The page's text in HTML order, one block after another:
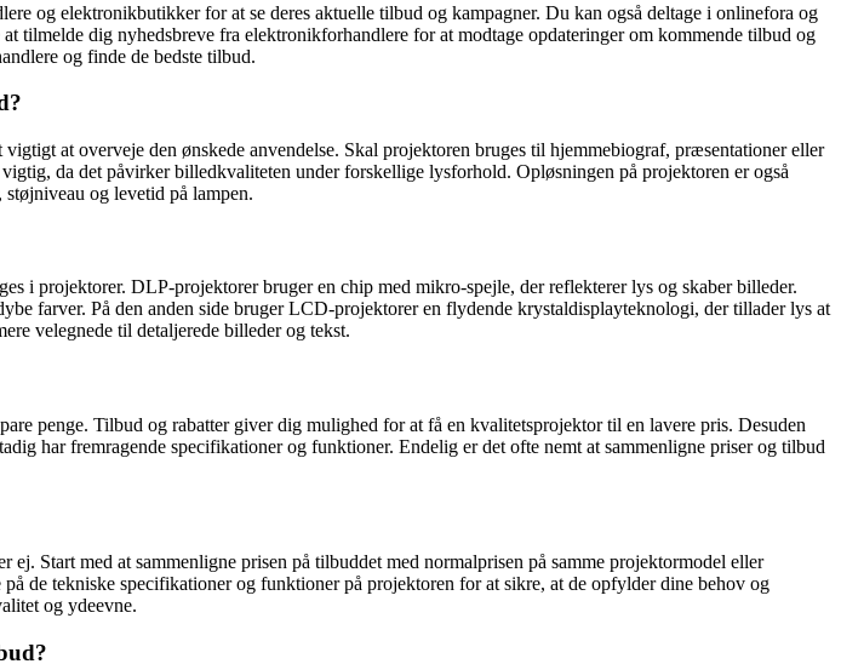
og elektronikbutikker for at se deres aktuelle tilbud og kampagner. Du kan også deltage i onlinefora og
dig nyhedsbreve fra elektronikforhandlere for at modtage opdateringer om kommende tilbud og
og finde de bedste tilbud.
at overveje den ønskede anvendelse. Skal projektoren bruges til hjemmebiograf, præsentationer eller
da det påvirker billedkvaliteten under forskellige lysforhold. Opløsningen på projektoren er også
og levetid på lampen.
projektorer. DLP-projektorer bruger en chip med mikro-spejle, der reflekterer lys og skaber billeder.
farver. På den anden side bruger LCD-projektorer en flydende krystaldisplayteknologi, der tillader lys at
velegnede til detaljerede billeder og tekst.
penge. Tilbud og rabatter giver dig mulighed for at få en kvalitetsprojektor til en lavere pris. Desuden
har fremragende specifikationer og funktioner. Endelig er det ofte nemt at sammenligne priser og tilbud
Start med at sammenligne prisen på tilbuddet med normalprisen på samme projektormodel eller
de tekniske specifikationer og funktioner på projektoren for at sikre, at de opfylder dine behov og
og ydeevne.